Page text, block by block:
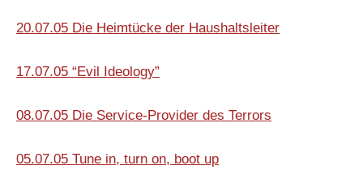
20.07.05 Die Heimtücke der Haushaltsleiter
17.07.05 “Evil Ideology”
08.07.05 Die Service-Provider des Terrors
05.07.05 Tune in, turn on, boot up